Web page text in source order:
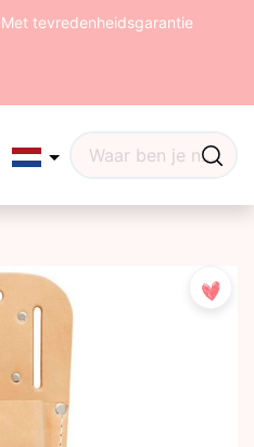
Met tevredenheidsgarantie